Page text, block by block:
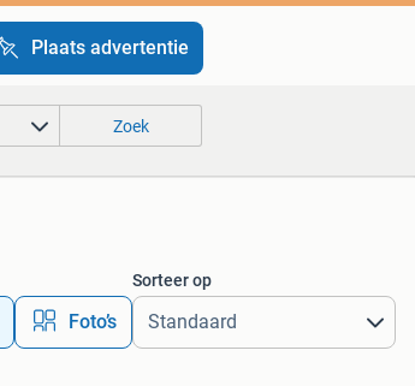
Plaats advertentie
Zoek
Foto’s
Sorteer op